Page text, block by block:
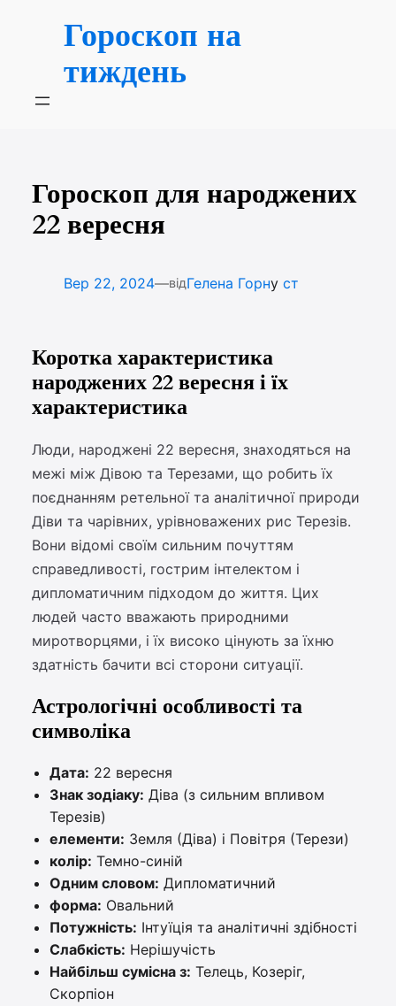
Гороскоп на
тиждень
Гороскоп для народжених
22 вересня
Вер 22, 2024—відГелена Горну ст
Коротка характеристика
народжених 22 вересня і їх
характеристика
Люди, народжені 22 вересня, знаходяться на
межі між Дівою та Терезами, що робить їх
поєднанням ретельної та аналітичної природи
Діви та чарівних, урівноважених рис Терезів.
Вони відомі своїм сильним почуттям
справедливості, гострим інтелектом і
дипломатичним підходом до життя. Цих
людей часто вважають природними
миротворцями, і їх високо цінують за їхню
здатність бачити всі сторони ситуації.
Астрологічні особливості та
символіка
Дата: 22 вересня
Знак зодіаку: Діва (з сильним впливом
Терезів)
елементи: Земля (Діва) і Повітря (Терези)
колір: Темно-синій
Одним словом: Дипломатичний
форма: Овальний
Потужність: Інтуїція та аналітичні здібності
Слабкість: Нерішучість
Найбільш сумісна з: Телець, Козеріг,
Скорпіон